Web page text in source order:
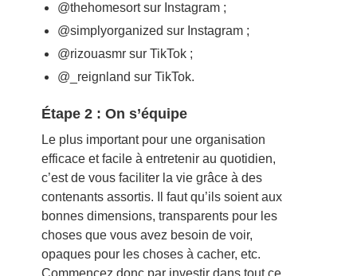
@thehomesort sur Instagram ;
@simplyorganized sur Instagram ;
@rizouasmr sur TikTok ;
@_reignland sur TikTok.
Étape 2 : On s’équipe
Le plus important pour une organisation
efficace et facile à entretenir au quotidien,
c’est de vous faciliter la vie grâce à des
contenants assortis. Il faut qu’ils soient aux
bonnes dimensions, transparents pour les
choses que vous avez besoin de voir,
opaques pour les choses à cacher, etc.
Commencez donc par investir dans tout ce